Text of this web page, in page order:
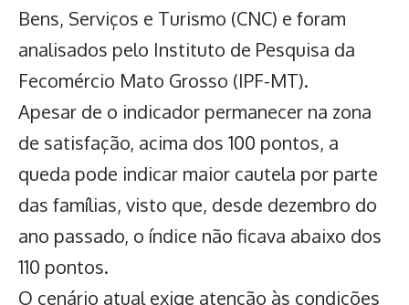
Bens, Serviços e Turismo (CNC) e foram
analisados pelo Instituto de Pesquisa da
Fecomércio Mato Grosso (IPF-MT).
Apesar de o indicador permanecer na zona
de satisfação, acima dos 100 pontos, a
queda pode indicar maior cautela por parte
das famílias, visto que, desde dezembro do
ano passado, o índice não ficava abaixo dos
110 pontos.
O cenário atual exige atenção às condições